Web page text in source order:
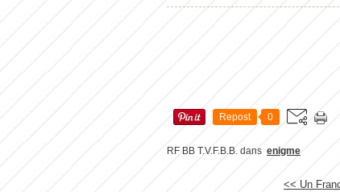
Repost 0
RF BB T.V.F.B.B. dans enigme
<< Un